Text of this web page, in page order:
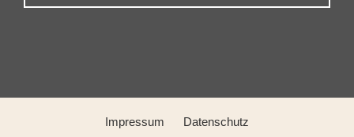
Impressum Datenschutz